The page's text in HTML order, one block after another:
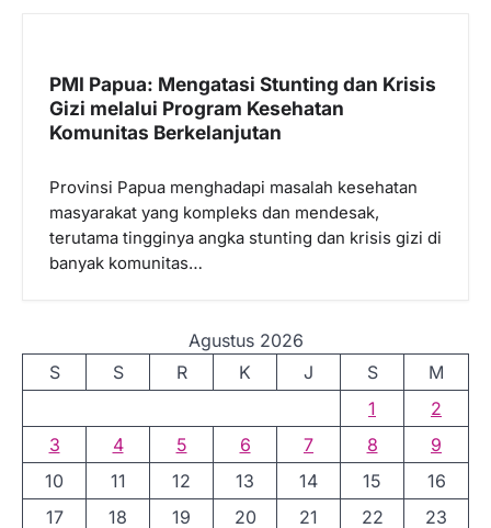
PMI Papua: Mengatasi Stunting dan Krisis
Gizi melalui Program Kesehatan
Komunitas Berkelanjutan
Provinsi Papua menghadapi masalah kesehatan
masyarakat yang kompleks dan mendesak,
terutama tingginya angka stunting dan krisis gizi di
banyak komunitas…
Agustus 2026
S
S R K J S
M
1
2
3
4 5 6 7 8
9
10
11 12 13 14 15
16
17
18 19 20 21 22 23